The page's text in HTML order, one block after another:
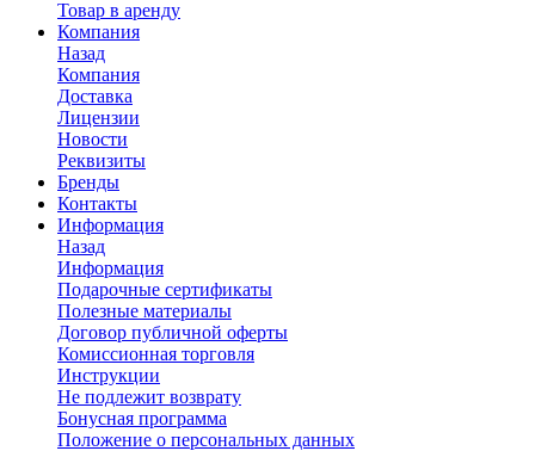
Товар в аренду
Компания
Назад
Компания
Доставка
Лицензии
Новости
Реквизиты
Бренды
Контакты
Информация
Назад
Информация
Подарочные сертификаты
Полезные материалы
Договор публичной оферты
Комиссионная торговля
Инструкции
Не подлежит возврату
Бонусная программа
Положение о персональных данных